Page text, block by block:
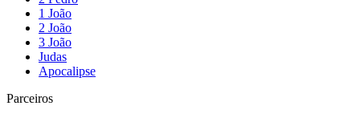
1 João
2 João
3 João
Judas
Apocalipse
Parceiros